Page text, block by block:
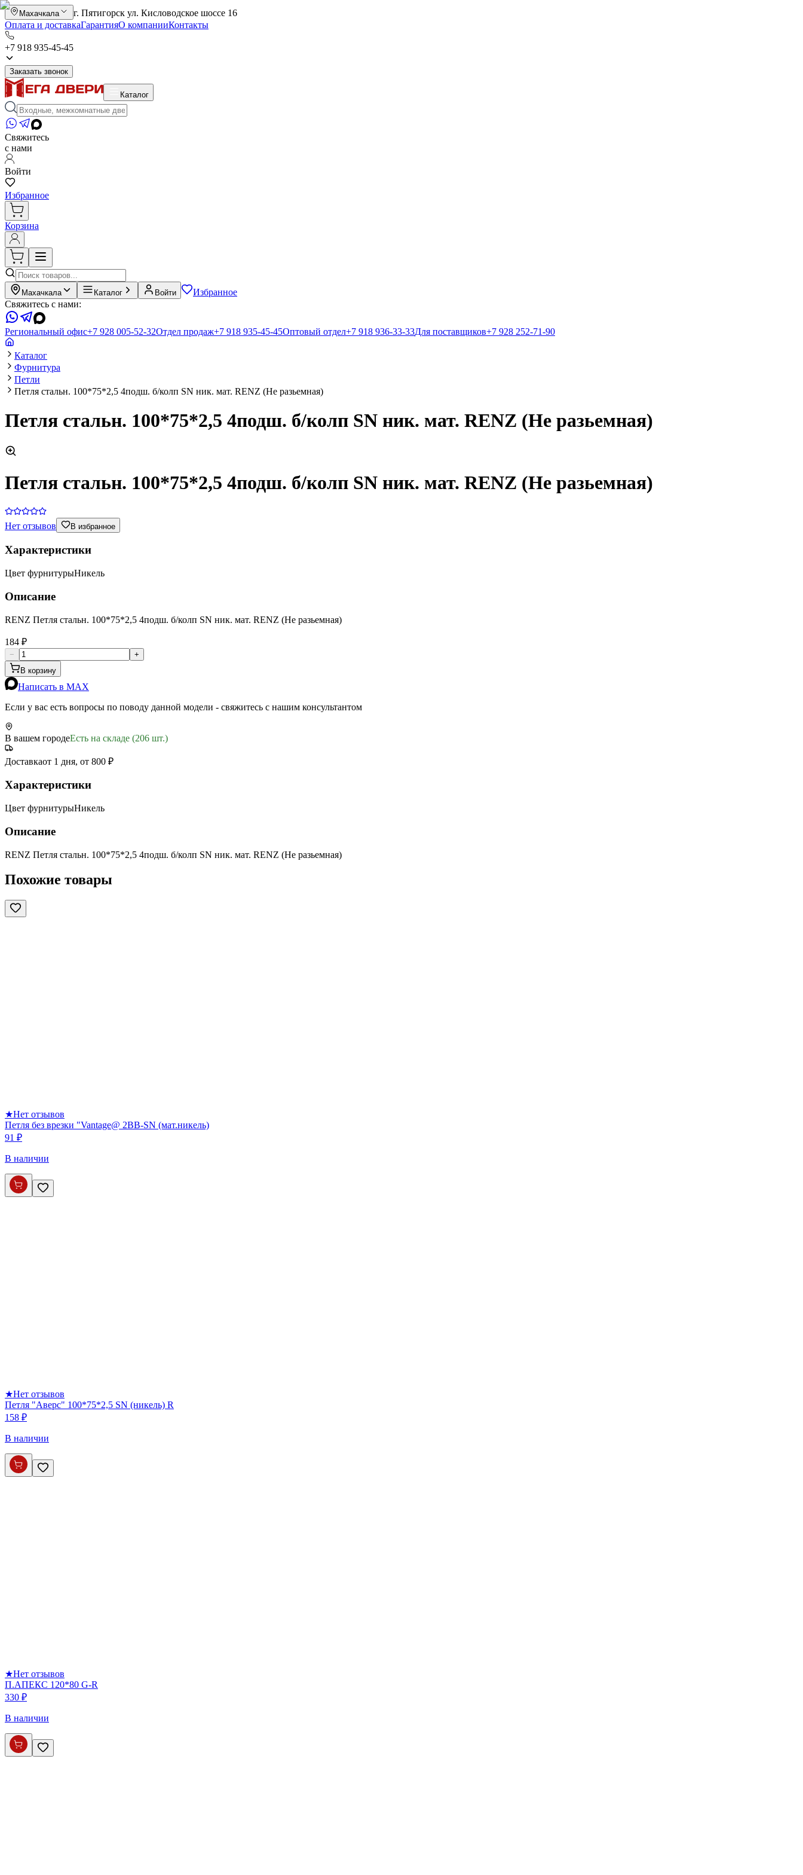
Махачкала
г. Пятигорск ул. Кисловодское шоссе 16
Оплата и доставкаГарантияО компанииКонтакты
+7 918 935-45-45
Заказать звонок
Каталог
Свяжитесь
с нами
Войти
Избранное
Корзина
Махачкала Каталог Войти
Избранное
Свяжитесь с нами:
Региональный офис+7 928 005-52-32Отдел продаж+7 918 935-45-45Оптовый отдел+7 918 936-33-33Для поставщиков+7 928 252-71-90
Каталог
Фурнитура
Петли
Петля стальн. 100*75*2,5 4подш. б/колп SN ник. мат. RENZ (Не разьемная)
Петля стальн. 100*75*2,5 4подш. б/колп SN ник. мат. RENZ (Не разьемная)
Петля стальн. 100*75*2,5 4подш. б/колп SN ник. мат. RENZ (Не разьемная)
Нет отзывов В избранное
Характеристики
Цвет фурнитурыНикель
Описание
RENZ Петля стальн. 100*75*2,5 4подш. б/колп SN ник. мат. RENZ (Не разьемная)
184 ₽
−
+
В корзину
Написать в MAX
Если у вас есть вопросы по поводу данной модели - свяжитесь с нашим консультантом
В вашем городеЕсть на складе (206 шт.)
Доставкаот 1 дня, от 800 ₽
Характеристики
Цвет фурнитурыНикель
Описание
RENZ Петля стальн. 100*75*2,5 4подш. б/колп SN ник. мат. RENZ (Не разьемная)
Похожие товары
★Нет отзывов
Петля без врезки "Vantage@ 2BB-SN (мат.никель)
91 ₽
В наличии
★Нет отзывов
Петля "Аверс" 100*75*2,5 SN (никель) R
158 ₽
В наличии
★Нет отзывов
П.АПЕКС 120*80 G-R
330 ₽
В наличии